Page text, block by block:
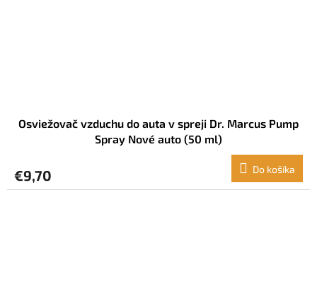
Osviežovač vzduchu do auta v spreji Dr. Marcus Pump
Spray Nové auto (50 ml)
€9,70 Do košíka